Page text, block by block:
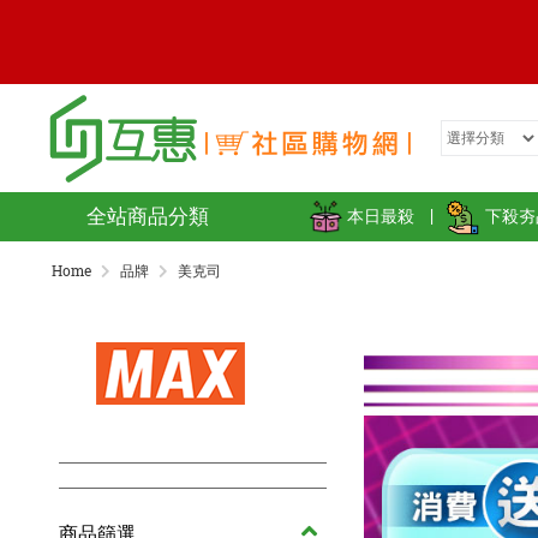
全站商品分類 本日最殺 | 下殺
Home 品牌 美克司
商品篩選